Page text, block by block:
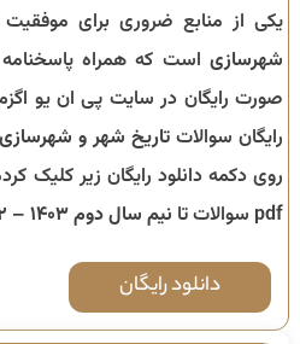
یکی از منابع ضروری برای
شهرسازی است که همراه
صورت رایگان در سایت پی ان یو
رایگان سوالاتتاریخ شهر و
روی دکمه دانلود رایگان زیر کلیک
pdf سوالات تا
نیم سال دوم ۱۴۰۳ – ۱۴۰۲
دانلود رایگان